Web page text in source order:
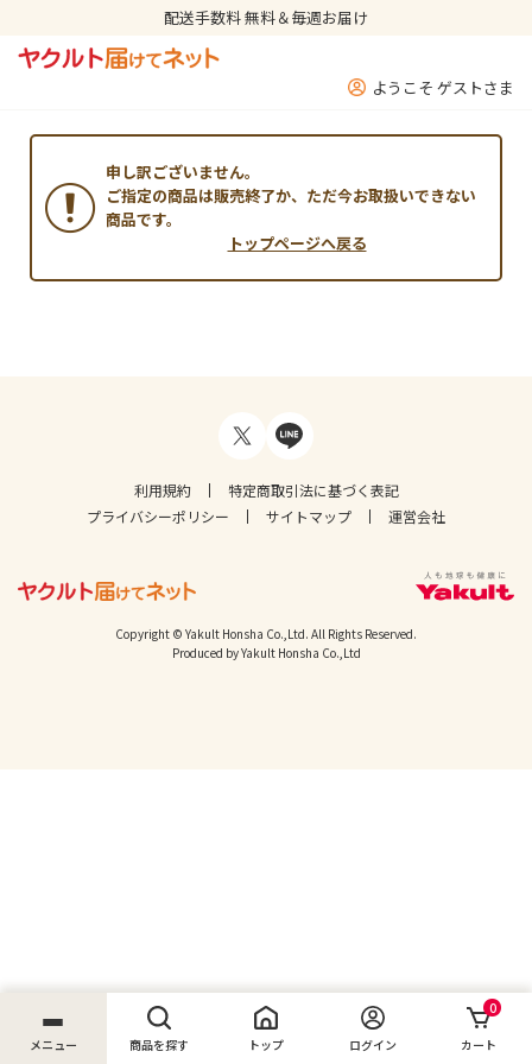
配送手数料 無料＆毎週お届け
ようこそ ゲストさま
メニュー 商品を探す トップ ログイン
0
カート
申し訳ございません。
ご指定の商品は販売終了か、ただ今お取扱いできない
商品です。
トップページへ戻る
利用規約
特定商取引法に基づく表記
プライバシーポリシー
サイトマップ 運営会社
Copyright © Yakult Honsha Co.,Ltd. All Rights Reserved.
Produced by Yakult Honsha Co.,Ltd